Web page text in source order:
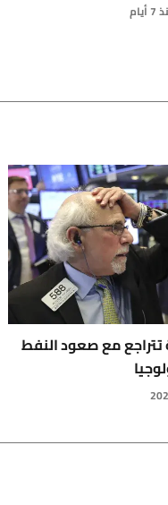
تتراجع مع صعود النفط